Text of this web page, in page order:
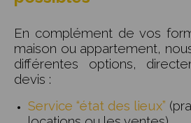
En complément de vos
maison ou appartement,
différentes options,
devis :
Service “état des lieux”